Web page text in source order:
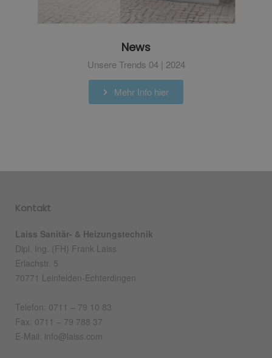
News
Unsere Trends 04 | 2024
Mehr Info hier
Kontakt
Laiss Sanitär- & Heizungstechnik
Dipl. Ing. (FH) Frank Laiss
Erlachstr. 5
70771 Leinfelden-Echterdingen
Telefon: 0711 – 79 10 83
Fax: 0711 – 79 788 37
E-Mail: info@laiss.com